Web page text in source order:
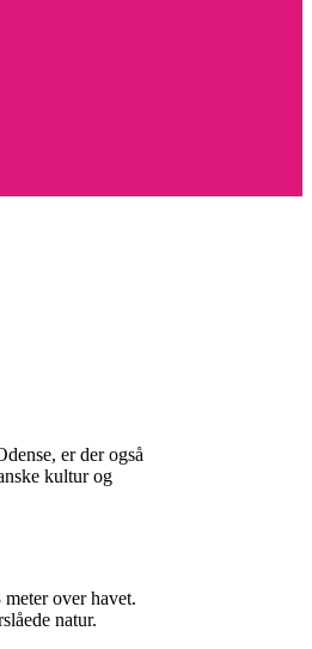
er der også
kultur og
over havet.
natur.